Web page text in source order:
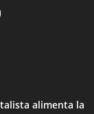
alimenta la